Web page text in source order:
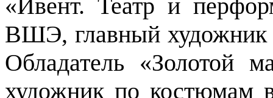
«Ивент. Театр и
ВШЭ, главный художник
Обладатель «Золотой
художник по костюмам